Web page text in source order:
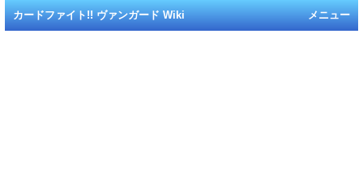
メニュー
カードファイト!! ヴァンガード Wiki